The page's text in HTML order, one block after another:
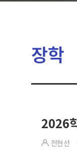
장학
2026
전현선